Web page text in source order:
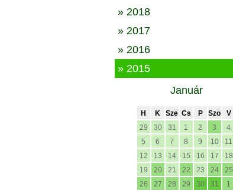
» 2018
» 2017
» 2016
» 2015
Január
H K Sze Cs P Szo
V
29
30 31 1 2 3
4
5
6 7 8 9 10
11
12
13 14 15 16 17
18
19
20 21 22 23 24
25
26
27 28 29 30 31
1